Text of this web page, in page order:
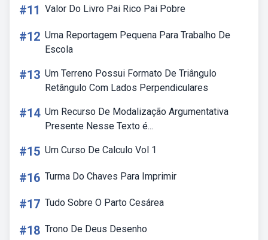
#11 Valor Do Livro Pai Rico Pai Pobre
#12 Uma Reportagem Pequena Para Trabalho De
Escola
#13 Um Terreno Possui Formato De Triângulo
Retângulo Com Lados Perpendiculares
#14 Um Recurso De Modalização Argumentativa
Presente Nesse Texto é...
#15 Um Curso De Calculo Vol 1
#16 Turma Do Chaves Para Imprimir
#17 Tudo Sobre O Parto Cesárea
#18 Trono De Deus Desenho